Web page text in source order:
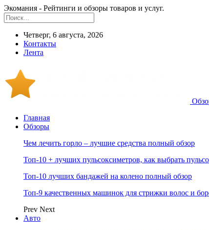
Экомания - Рейтинги и обзоры товаров и услуг.
Четверг, 6 августа, 2026
Контакты
Лента
Главная
Обзоры
Чем лечить горло – лучшие средства полный обзор
Топ-10 + лучших пульсоксиметров, как выбрать
Топ-10 лучших бандажей на колено полный обзор
Топ-9 качественных машинок для стрижки волос и
Prev Next
Авто